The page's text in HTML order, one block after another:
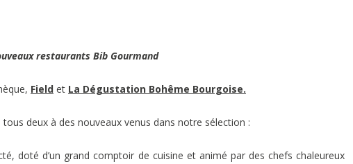
restaurants Bib Gourmand
Field et La Dégustation Bohême Bourgoise.
deux à des nouveaux venus dans notre sélection :
doté d’un grand comptoir de cuisine et animé par des chefs chaleureux